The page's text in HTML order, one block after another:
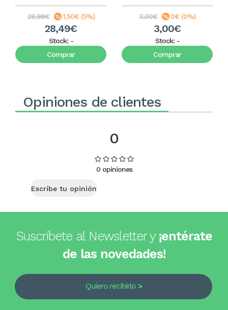
29,99€ 1,50€ (5%)
28,49€
Stock: -
Comprar
3,00€ 0€ (0%)
3,00€
Stock: -
Comprar
Opiniones de clientes
0
0 opiniones
Escribe tu opinión
Suscríbete al Newsletter y ¡entérate
de las novedades!
Quiero recibirlo